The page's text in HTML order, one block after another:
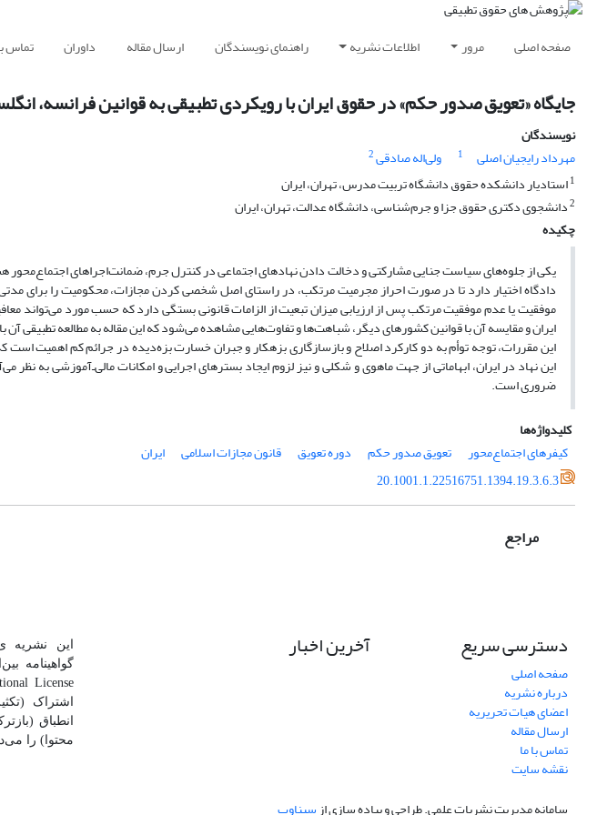
صفحه اصلی مرور اطلاعات نشریه راهنمای نویسندگان ارسال مقاله داوران تماس
جایگاه «تعویق صدور حکم» در حقوق ایران با رویکردی تطبیقی به قوانین فرانسه،
نویسندگان
مهرداد رایجیان اصلی
1 ولی‌اله صادقی2
1استادیار دانشکده حقوق دانشگاه تربیت مدرس، تهران، ایران
2دانشجوی دکتری حقوق جزا و جرم‌شناسی، دانشگاه عدالت، تهران، ایران
چکیده
یکی از جلوه‌های سیاست جنایی مشارکتی و دخالت دادن نهادهای اجتماعی در کنترل جرم، ضمانت‌اجراهای اجتما‌ع‌محور
دادگاه اختیار دارد تا در صورت احراز مجرمیت مرتکب، در راستای اصل شخصی کردن مجازات، محکومیت را برای مدتی
موفقیت یا عدم موفقیت مرتکب پس از ارزیابی میزان تبعیت از الزامات قانونی بستگی دارد که حسب مورد می‌تواند
ایران و مقایسه آن با قوانین کشورهای دیگر، شباهت‌ها و تفاوت‌هایی مشاهده می‌شود که این مقاله به مطالعه تطبیقی آن
این مقررات، توجه توأم به دو کارکرد اصلاح و بازسازگاری بزهکار و جبران خسارت بزه‌دیده در جرائم کم اهمیت
این نهاد در ایران، ابهاماتی از جهت ماهوی و شکلی و نیز لزوم ایجاد بسترهای اجرایی و امکانات مالی‌‌ـ‌آموزشی به
ضروری است.
کلیدواژه‌ها
کیفرهای اجتماع‌محور
تعویق صدور حکم دوره تعویق قانون مجازات اسلامی
ایران
20.1001.1.22516751.1394.19.3.6.3
مراجع
دسترسی سریع
صفحه اصلی
درباره نشریه
اعضای هیات تحریریه
ارسال مقاله
تماس با ما
نقشه سایت
آخرین اخبار
این نشریه
اشتراک
انطباق
محتوا) را
سامانه مدیریت نشریات علمی.طراحی و پیاده سازی ازسیناوب